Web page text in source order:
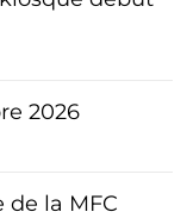
2026
de la MFC